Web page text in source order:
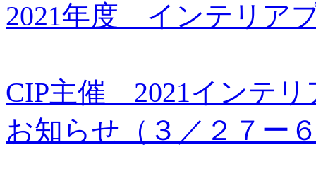
2021年度 インテリア
CIP主催 2021インテ
お知らせ（３／２７ー